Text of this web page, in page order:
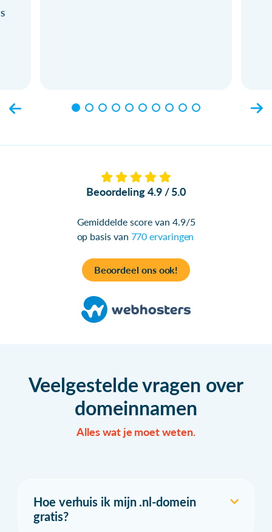
Beoordeling 4.9 / 5.0
Gemiddelde score van 4.9/5
op basis van 770 ervaringen
Beoordeel ons ook!
Veelgestelde vragen over
domeinnamen
Alles wat je moet weten.
Hoe verhuis ik mijn .nl-domein
gratis?